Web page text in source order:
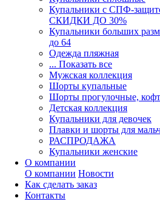
Купальники с СПФ-
СКИДКИ ДО 30%
Купальники больших
до 64
Одежда пляжная
... Показать все
Мужская коллекция
Шорты купальные
Шорты прогулочные,
Детская коллекция
Купальники для девочек
Плавки и шорты для
РАСПРОДАЖА
Купальники женские
О компании
О компании Новости
Как сделать заказ
Контакты